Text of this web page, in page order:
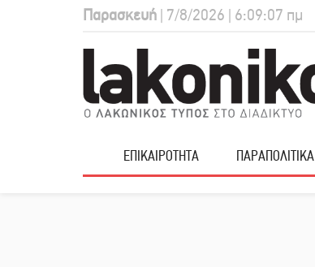
Παρασκευή | 7/8/2026 | 6:09:08 πμ
ΕΠΙΚΑΙΡΟΤΗΤΑ ΠΑΡΑΠΟΛΙΤΙΚΑ